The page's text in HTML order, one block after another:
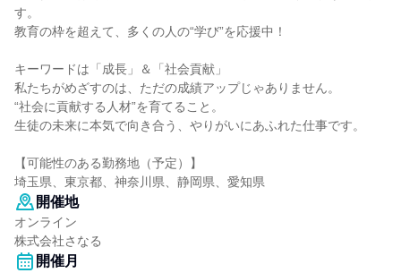
す。
教育の枠を超えて、多くの人の“学び”を応援中！
キーワードは「成長」＆「社会貢献」
私たちがめざすのは、ただの成績アップじゃありません。
“社会に貢献する人材”を育てること。
生徒の未来に本気で向き合う、やりがいにあふれた仕事です。
【可能性のある勤務地（予定）】
埼玉県、東京都、神奈川県、静岡県、愛知県
開催地
オンライン
株式会社さなる
開催月